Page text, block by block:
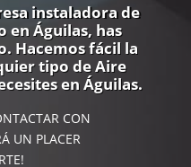
instaladora de
en Águilas, has
Hacemos fácil la
tipo de Aire
en Águilas.
CON
UN PLACER